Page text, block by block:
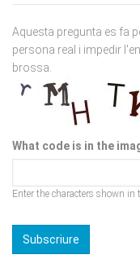
brossa.
What code is in the
Enter the characters shown in